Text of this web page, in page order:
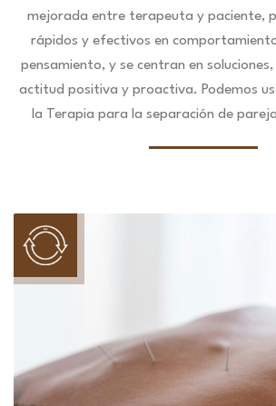
mejorada entre terapeuta y paciente,
rápidos y efectivos en
pensamiento, y se centran en
actitud positiva y proactiva. Podemos
la Terapia para la separación de